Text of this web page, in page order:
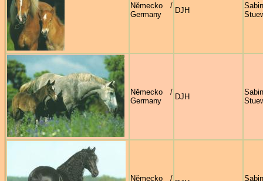
Německo /
Germany
DJH
Německo /
Germany
DJH
Německo /